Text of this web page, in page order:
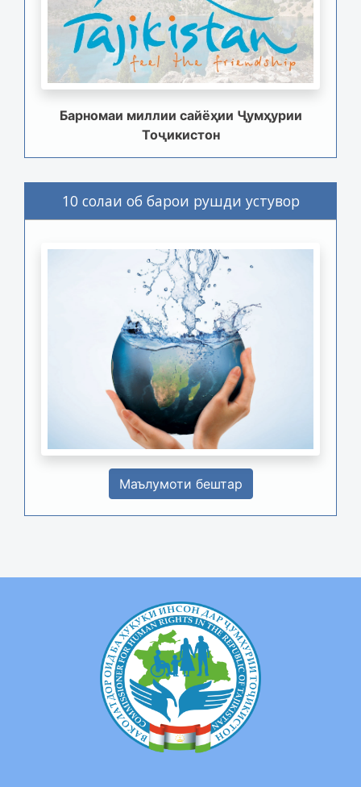
Барномаи миллии сайёҳии Ҷумҳурии
Тоҷикистон
10 солаи об барои рушди устувор
Маълумоти бештар